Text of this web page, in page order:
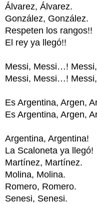
Álvarez, Álvarez.
González, González.
Respeten los rangos!!
El rey ya llegó!!
Messi, Messi…!
Messi, Messi…!
Es Argentina, Argen,
Es Argentina, Argen,
Argentina, Argentina!
La Scaloneta ya llegó!
Martínez, Martínez.
Molina, Molina.
Romero, Romero.
Senesi, Senesi.